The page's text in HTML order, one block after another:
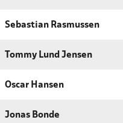
Sebastian Rasmussen
Tommy Lund Jensen
Oscar Hansen
Jonas Bonde